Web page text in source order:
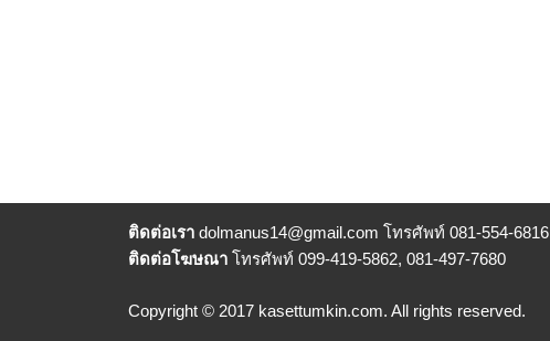
ติดต่อเรา dolmanus14@gmail.com โทรศัพท์ 081-554-6816
ติดต่อโฆษณา โทรศัพท์ 099-419-5862, 081-497-7680
Copyright © 2017 kasettumkin.com. All rights reserved.